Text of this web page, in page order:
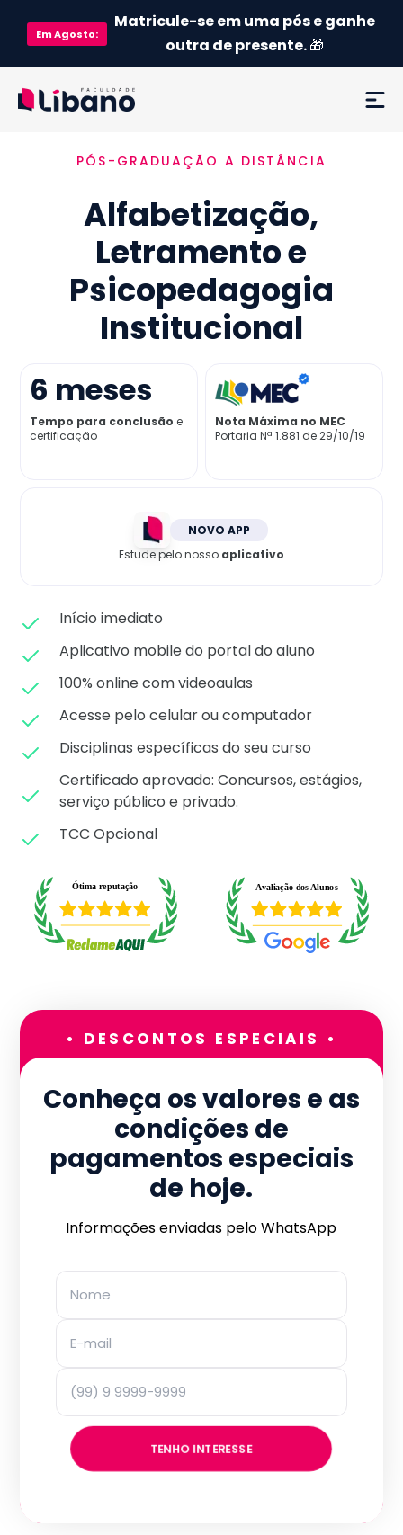
EmAgosto:
Matricule-se em uma pós e ganhe
outra de presente.🎁
Ementa
Como funciona
Credenciamento MEC
Matricule-se
PÓS-GRADUAÇÃO A DISTÂNCIA
Alfabetização,
Letramento e
Psicopedagogia
Institucional
6 meses
Tempo para conclusão e
certificação
Nota Máxima no MEC
Portaria Nª 1.881 de 29/10/19
NOVO APP
Estude pelo nosso aplicativo
Início imediato
Aplicativo mobile do portal do aluno
100% online com videoaulas
Acesse pelo celular ou computador
Disciplinas específicas do seu curso
Certificado aprovado: Concursos, estágios,
serviço público e privado.
TCC Opcional
• DESCONTOS ESPECIAIS •
Conheça os valores e as
condições de
pagamentos especiais
de hoje.
Informações enviadas pelo WhatsApp
TENHO INTERESSE